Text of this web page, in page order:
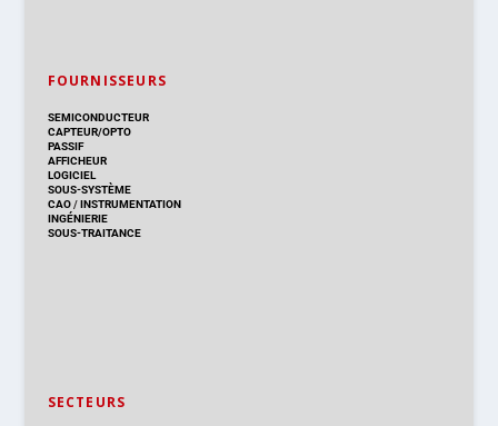
FOURNISSEURS
SEMICONDUCTEUR
CAPTEUR/OPTO
PASSIF
AFFICHEUR
LOGICIEL
SOUS-SYSTÈME
CAO/INSTRUMENTATION
INGÉNIERIE
SOUS-TRAITANCE
SECTEURS